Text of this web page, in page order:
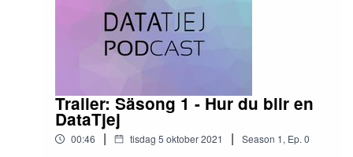
Trailer: Säsong 1 - Hur du blir en
DataTjej
00:46 | tisdag 5 oktober 2021 | Season 1, Ep. 0